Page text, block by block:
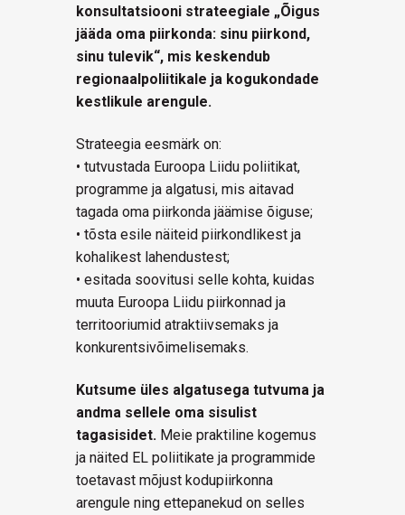
konsultatsiooni strateegiale „Õigus
jääda oma piirkonda: sinu piirkond,
sinu tulevik“, mis keskendub
regionaalpoliitikale ja kogukondade
kestlikule arengule.
Strateegia eesmärk on:
• tutvustada Euroopa Liidu poliitikat,
programme ja algatusi, mis aitavad
tagada oma piirkonda jäämise õiguse;
• tõsta esile näiteid piirkondlikest ja
kohalikest lahendustest;
• esitada soovitusi selle kohta, kuidas
muuta Euroopa Liidu piirkonnad ja
territooriumid atraktiivsemaks ja
konkurentsivõimelisemaks.
Kutsume üles algatusega tutvuma ja
andma sellele oma sisulist
tagasisidet. Meie praktiline kogemus
ja näited EL poliitikate ja programmide
toetavast mõjust kodupiirkonna
arengule ning ettepanekud on selles